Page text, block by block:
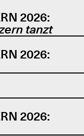
2026:
tanzt
2026:
2026: